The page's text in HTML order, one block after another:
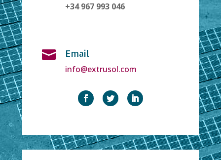
+34 967 993 046
 Email
info@extrusol.com